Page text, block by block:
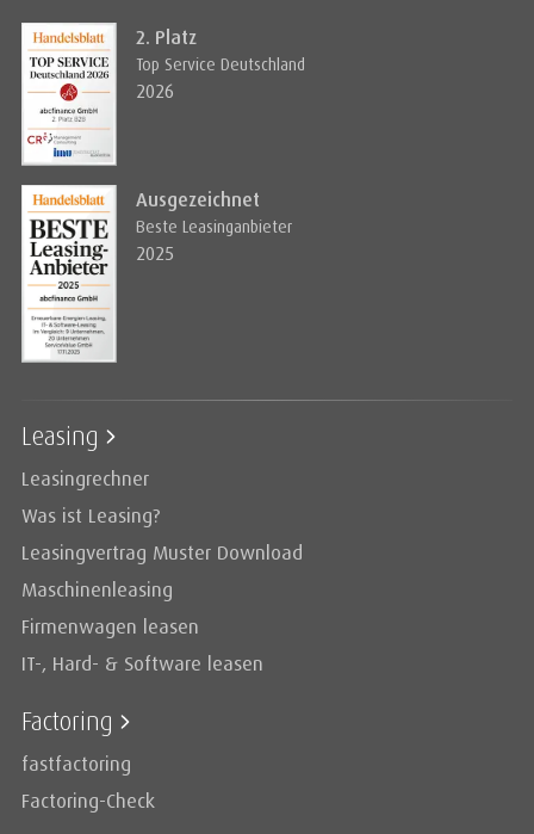
2. Platz
Top Service Deutschland
2026
Ausgezeichnet
Beste Leasinganbieter
2025
Leasing
Leasingrechner
Was ist Leasing?
Leasingvertrag Muster Download
Maschinenleasing
Firmenwagen leasen
IT-, Hard- & Software leasen
Factoring
fastfactoring
Factoring-Check